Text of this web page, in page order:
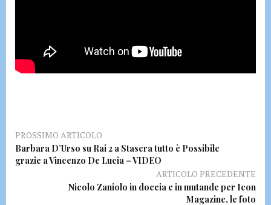
PROSSIMO ARTICOLO
Barbara D’Urso su Rai 2 a Stasera tutto è Possibile
grazie a Vincenzo De Lucia – VIDEO
ARTICOLO PRECEDENTE
Nicolo Zaniolo in doccia e in mutande per Icon
Magazine, le foto